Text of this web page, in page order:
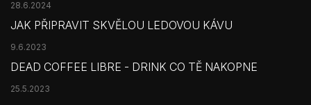
28.6.2024
JAK PŘIPRAVIT SKVĚLOU LEDOVOU KÁVU
9.6.2023
DEAD COFFEE LIBRE - DRINK CO TĚ NAKOPNE
25.5.2023